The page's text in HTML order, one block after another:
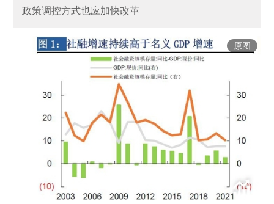
政策调控方式也应加快改革
原图